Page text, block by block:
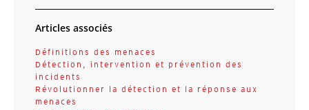
Articles associés
Définitions des menaces
Détection, intervention et prévention des
incidents
Révolutionner la détection et la réponse aux
menaces